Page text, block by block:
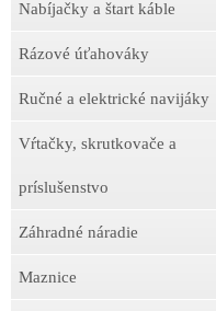
Nabíjačky a štart káble
Rázové úťahováky
Ručné a elektrické navijáky
Vŕtačky, skrutkovače a
príslušenstvo
Záhradné náradie
Maznice